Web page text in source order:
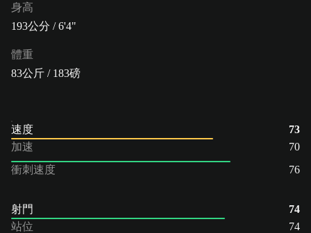
身高
193公分 / 6'4"
體重
83公斤 / 183磅
速度
73
加速
70
衝刺速度
76
射門
74
站位
74